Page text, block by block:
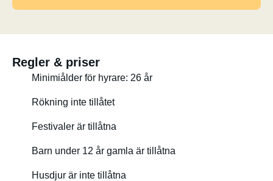
Regler & priser
Minimiålder för hyrare: 26 år
Rökning inte tillåtet
Festivaler är tillåtna
Barn under 12 år gamla är tillåtna
Husdjur är inte tillåtna